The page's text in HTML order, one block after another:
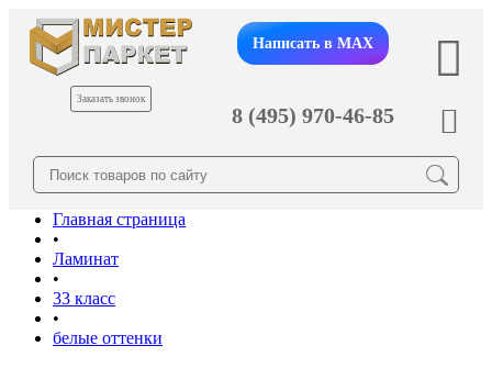
Заказать звонок
Написать в MAX
8 (495) 970-46-85
Главная страница
•
Ламинат
•
33 класс
•
белые оттенки